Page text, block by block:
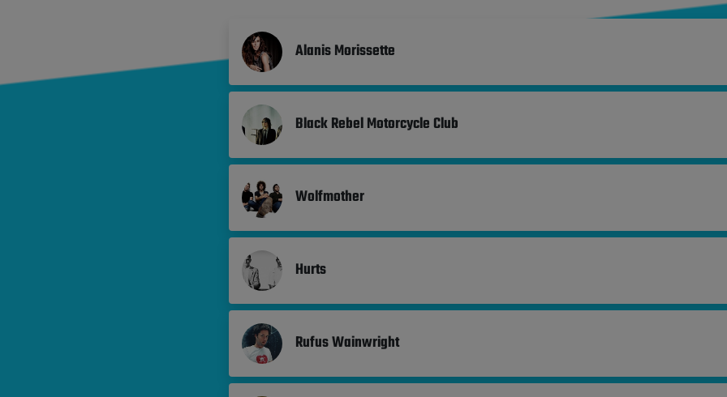
Alanis Morissette
Black Rebel Motorcycle Club
Wolfmother
Hurts
Rufus Wainwright